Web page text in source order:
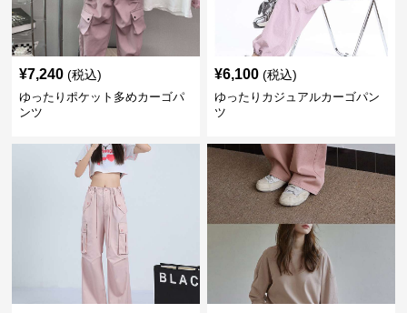
¥7,240 (税込)
ゆったりポケット多めカーゴパ
ンツ
¥6,100 (税込)
ゆったりカジュアルカーゴパン
ツ